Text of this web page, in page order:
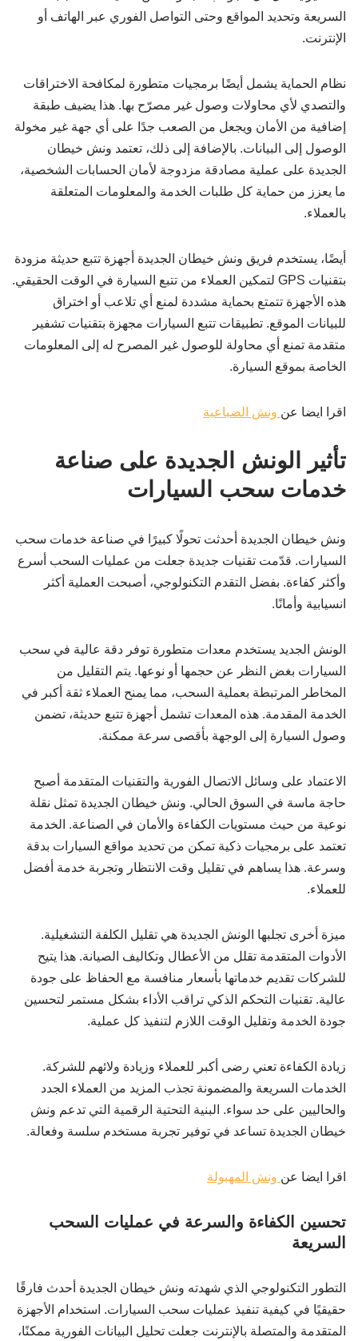
السريعة وتحديد المواقع وحتى التواصل الفوري عبر الهاتف أو
الإنترنت.
نظام الحماية يشمل أيضًا برمجيات متطورة لمكافحة الاختراقات
والتصدي لأي محاولات وصول غير مصرّح بها. هذا يضيف طبقة
إضافية من الأمان ويجعل من الصعب جدًا على أي جهة غير مخولة
الوصول إلى البيانات. بالإضافة إلى ذلك، تعتمد ونش خيطان
الجديدة على عملية مصادقة مزدوجة لأمان الحسابات الشخصية،
ما يعزز من حماية كل طلبات الخدمة والمعلومات المتعلقة
بالعملاء.
أيضًا، يستخدم فريق ونش خيطان الجديدة أجهزة تتبع حديثة مزودة
بتقنيات GPS لتمكين العملاء من تتبع السيارة في الوقت الحقيقي.
هذه الأجهزة تتمتع بحماية مشددة لمنع أي تلاعب أو اختراق
للبيانات الموقع. تطبيقات تتبع السيارات مجهزة بتقنيات تشفير
متقدمة تمنع أي محاولة للوصول غير المصرح له إلى المعلومات
الخاصة بموقع السيارة.
اقرا ايضا عن ونش الضباعية
تأثير الونش الجديدة على صناعة
خدمات سحب السيارات
ونش خيطان الجديدة أحدثت تحولًا كبيرًا في صناعة خدمات سحب
السيارات. قدّمت تقنيات جديدة جعلت من عمليات السحب أسرع
وأكثر كفاءة. بفضل التقدم التكنولوجي، أصبحت العملية أكثر
انسيابية وأمانًا.
الونش الجديد يستخدم معدات متطورة توفر دقة عالية في سحب
السيارات بغض النظر عن حجمها أو نوعها. يتم التقليل من
المخاطر المرتبطة بعملية السحب، مما يمنح العملاء ثقة أكبر في
الخدمة المقدمة. هذه المعدات تشمل أجهزة تتبع حديثة، تضمن
وصول السيارة إلى الوجهة بأقصى سرعة ممكنة.
الاعتماد على وسائل الاتصال الفورية والتقنيات المتقدمة أصبح
حاجة ماسة في السوق الحالي. ونش خيطان الجديدة تمثل نقلة
نوعية من حيث مستويات الكفاءة والأمان في الصناعة. الخدمة
تعتمد على برمجيات ذكية تمكن من تحديد مواقع السيارات بدقة
وسرعة. هذا يساهم في تقليل وقت الانتظار وتجربة خدمة أفضل
للعملاء.
ميزة أخرى تجلبها الونش الجديدة هي تقليل الكلفة التشغيلية.
الأدوات المتقدمة تقلل من الأعطال وتكاليف الصيانة. هذا يتيح
للشركات تقديم خدماتها بأسعار منافسة مع الحفاظ على جودة
عالية. تقنيات التحكم الذكي تراقب الأداء بشكل مستمر لتحسين
جودة الخدمة وتقليل الوقت اللازم لتنفيذ كل عملية.
زيادة الكفاءة تعني رضى أكبر للعملاء وزيادة ولائهم للشركة.
الخدمات السريعة والمضمونة تجذب المزيد من العملاء الجدد
والحاليين على حد سواء. البنية التحتية الرقمية التي تدعم ونش
خيطان الجديدة تساعد في توفير تجربة مستخدم سلسة وفعالة.
اقرا ايضا عن ونش المهبولة
تحسين الكفاءة والسرعة في عمليات السحب
السريعة
التطور التكنولوجي الذي شهدته ونش خيطان الجديدة أحدث فارقًا
حقيقيًا في كيفية تنفيذ عمليات سحب السيارات. استخدام الأجهزة
المتقدمة والمتصلة بالإنترنت جعلت تحليل البيانات الفورية ممكنًا،